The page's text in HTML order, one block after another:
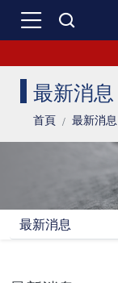
SF 三花棉
最新消息
首頁 最新消息
SF 三花棉
最新消息